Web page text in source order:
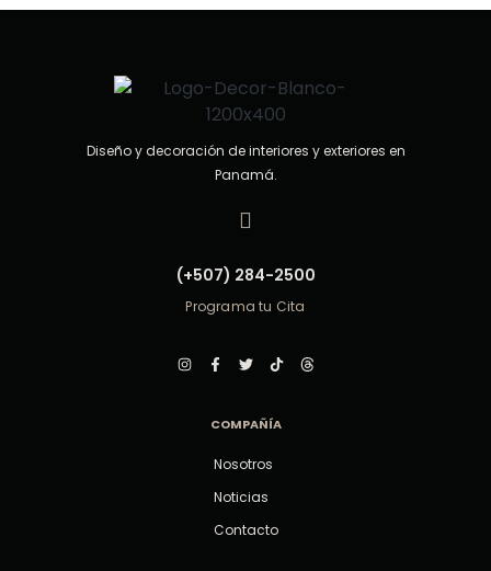
5
Diseño y decoración de interiores y exteriores en
Panamá.
(+507) 284-2500
Programa tu Cita
COMPAÑÍA
Nosotros
Noticias
Contacto